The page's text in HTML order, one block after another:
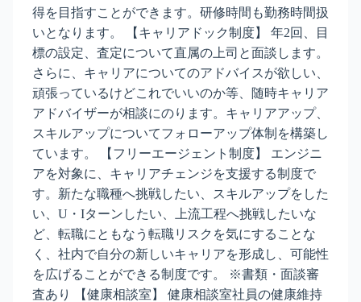
得を目指すことができます。研修時間も勤務時間扱
いとなります。 【キャリアドック制度】 年2回、目
標の設定、査定について直属の上司と面談します。
さらに、キャリアについてのアドバイスが欲しい、
頑張っているけどこれでいいのか等、随時キャリア
アドバイザーが相談にのります。キャリアアップ、
スキルアップについてフォローアップ体制を構築し
ています。 【フリーエージェント制度】 エンジニ
アを対象に、キャリアチェンジを支援する制度で
す。新たな職種へ挑戦したい、スキルアップをした
い、U・Iターンしたい、上流工程へ挑戦したいな
ど、転職にともなう転職リスクを気にすることな
く、社内で自分の新しいキャリアを形成し、可能性
を広げることができる制度です。 ※書類・面談審
査あり 【健康相談室】 健康相談室社員の健康維持